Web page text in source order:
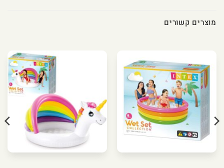
מוצרים קשורים